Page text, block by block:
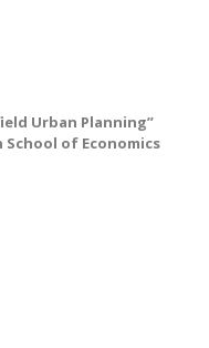
Urban Planning”
School of Economics